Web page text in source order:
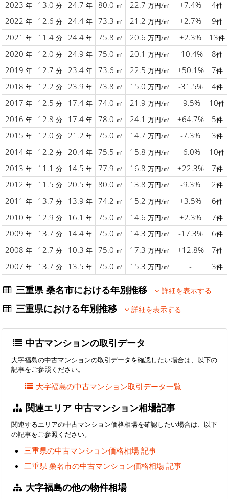
2023 年 13.0 分 24.7 年 80.0 ㎡ 22.7 万円/㎡ +7.4% 4件
2022 年 12.6 分 24.4 年 73.3 ㎡ 21.2 万円/㎡ +2.7% 9件
2021 年 11.4 分 24.4 年 75.8 ㎡ 20.6 万円/㎡ +2.3% 13件
2020 年 12.0 分 24.9 年 75.0 ㎡ 20.1 万円/㎡ -10.4% 8件
2019 年 12.7 分 23.4 年 73.6 ㎡ 22.5 万円/㎡ +50.1% 7件
2018 年 12.2 分 23.9 年 73.8 ㎡ 15.0 万円/㎡ -31.5% 4件
2017 年 12.5 分 17.4 年 74.0 ㎡ 21.9 万円/㎡ -9.5% 10件
2016 年 12.8 分 17.4 年 78.0 ㎡ 24.1 万円/㎡ +64.7% 5件
2015 年 12.0 分 21.2 年 75.0 ㎡ 14.7 万円/㎡ -7.3% 3件
2014 年 12.2 分 20.4 年 75.5 ㎡ 15.8 万円/㎡ -6.0% 10件
2013 年 11.1 分 14.5 年 77.9 ㎡ 16.8 万円/㎡ +22.3% 7件
2012 年 11.5 分 20.5 年 80.0 ㎡ 13.8 万円/㎡ -9.3% 2件
2011 年 13.7 分 13.9 年 74.2 ㎡ 15.2 万円/㎡ +3.5% 6件
2010 年 12.9 分 16.1 年 75.0 ㎡ 14.6 万円/㎡ +2.3% 7件
2009 年 13.7 分 14.4 年 75.0 ㎡ 14.3 万円/㎡ -17.3% 6件
2008 年 12.7 分 10.3 年 75.0 ㎡ 17.3 万円/㎡ +12.8% 7件
2007 年 13.7 分 13.5 年 75.0 ㎡ 15.3 万円/㎡ - 3件
三重県 桑名市における年別推移 詳細を表示する
三重県における年別推移 詳細を表示する
中古マンションの取引データ
大字福島の中古マンションの取引データを確認したい場合は、以下の
記事をご参照ください。
大字福島の中古マンション取引データ一覧
関連エリア 中古マンション相場記事
関連するエリアの中古マンション価格相場を確認したい場合は、以下
の記事をご参照ください。
三重県の中古マンション価格相場 記事
三重県 桑名市の中古マンション価格相場 記事
大字福島の他の物件相場